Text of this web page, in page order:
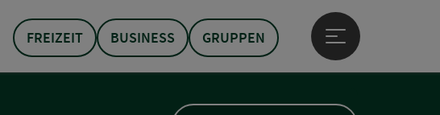
FREIZEIT BUSINESS GRUPPEN
Hauptmenü öffnen